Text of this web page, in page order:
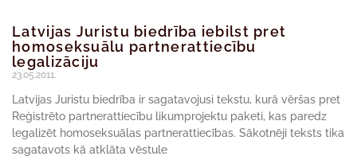
Latvijas Juristu biedrība iebilst pret
homoseksuālu partnerattiecību
legalizāciju
23.05.2011.
Latvijas Juristu biedrība ir sagatavojusi tekstu, kurā vēršas pret
Reģistrēto partnerattiecību likumprojektu paketi, kas paredz
legalizēt homoseksuālas partnerattiecības. Sākotnēji teksts tika
sagatavots kā atklāta vēstule